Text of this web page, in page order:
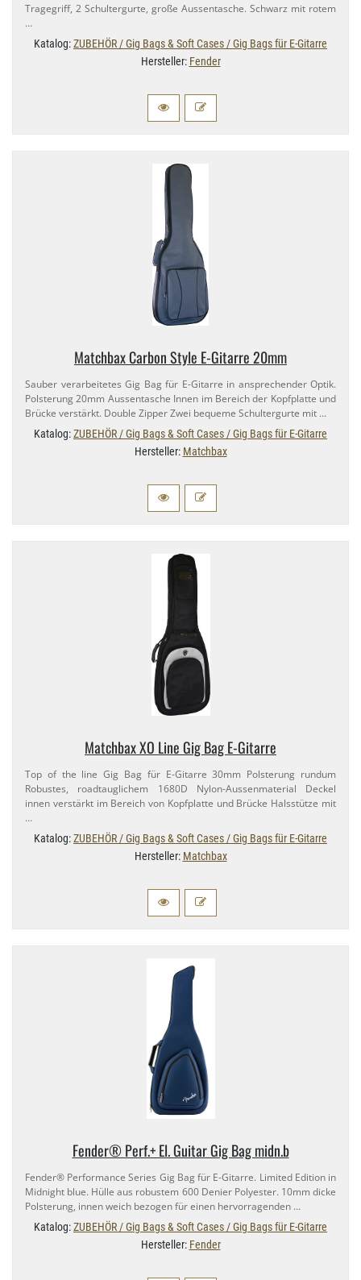
Tragegriff, 2 Schultergurte, große Aussentasche. Schwarz mit rotem
…
Katalog:ZUBEHÖR / Gig Bags & Soft Cases / Gig Bags für E-Gitarre
Hersteller: Fender
Matchbax Carbon Style E-​Gitarre 20mm
Sauber verarbeitetes Gig Bag für E-​Gitarre in ansprechender Optik.
Polsterung 20mm Aussentasche Innen im Bereich der Kopfplatte und
Brücke verstärkt. Double Zipper Zwei bequeme Schultergurte mit …
Katalog:ZUBEHÖR / Gig Bags & Soft Cases / Gig Bags für E-Gitarre
Hersteller: Matchbax
Matchbax XO Line Gig Bag E-​Gitarre
Top of the line Gig Bag für E-​Gitarre 30mm Polsterung rundum
Robustes, roadtauglichem 1680D Nylon-​Aussenmaterial Deckel
innen verstärkt im Bereich von Kopfplatte und Brücke Halsstütze mit
…
Katalog:ZUBEHÖR / Gig Bags & Soft Cases / Gig Bags für E-Gitarre
Hersteller: Matchbax
Fender® Perf.​+ El. Guitar Gig Bag midn.​b
Fender® Performance Series Gig Bag für E-​Gitarre. Limited Edition in
Midnight blue. Hülle aus robustem 600 Denier Polyester. 10mm dicke
Polsterung, innen weich bezogen für einen hervorragenden …
Katalog:ZUBEHÖR / Gig Bags & Soft Cases / Gig Bags für E-Gitarre
Hersteller: Fender